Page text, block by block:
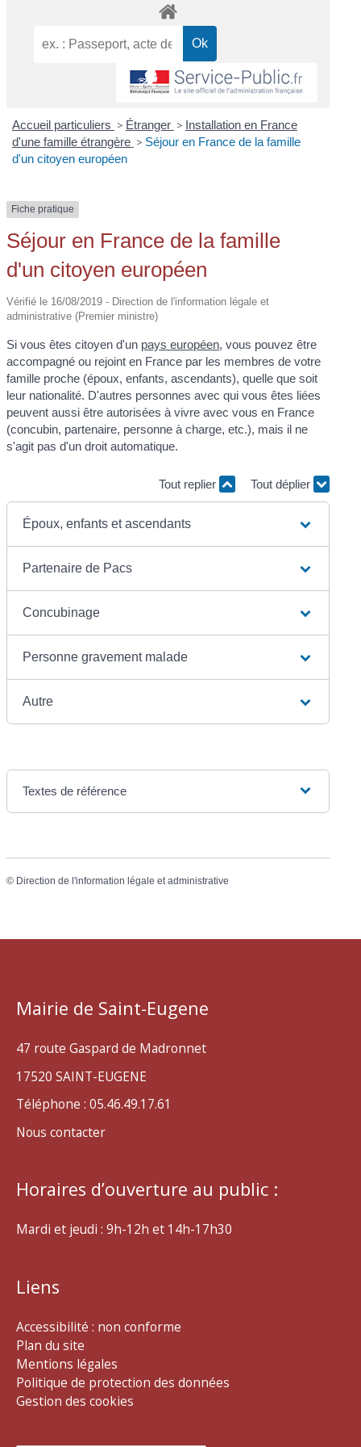
Accueil particuliers > Étranger > Installation en France
d'une famille étrangère > Séjour en France de la famille
d'un citoyen européen
Fiche pratique
Séjour en France de la famille
d'un citoyen européen
Vérifié le 16/08/2019 - Direction de l'information légale et
administrative (Premier ministre)
Si vous êtes citoyen d'un pays européen, vous pouvez être
accompagné ou rejoint en France par les membres de votre
famille proche (époux, enfants, ascendants), quelle que soit
leur nationalité. D'autres personnes avec qui vous êtes liées
peuvent aussi être autorisées à vivre avec vous en France
(concubin, partenaire, personne à charge, etc.), mais il ne
s'agit pas d'un droit automatique.
Tout replier Tout déplier
Époux, enfants et ascendants
Partenaire de Pacs
Concubinage
Personne gravement malade
Autre
Textes de référence
© Direction de l'information légale et administrative
Mairie de Saint-Eugene
47 route Gaspard de Madronnet
17520 SAINT-EUGENE
Téléphone : 05.46.49.17.61
Nous contacter
Horaires d’ouverture au public :
Mardi et jeudi : 9h-12h et 14h-17h30
Liens
Accessibilité : non conforme
Plan du site
Mentions légales
Politique de protection des données
Gestion des cookies